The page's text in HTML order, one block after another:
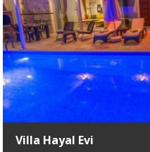
Villa Hayal Evi